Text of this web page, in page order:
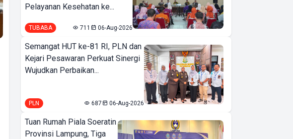
Pelayanan Kesehatan ke...
TUBABA 711 06-Aug-2026
Semangat HUT ke-81 RI, PLN dan
Kejari Pesawaran Perkuat Sinergi
Wujudkan Perbaikan...
PLN 687 06-Aug-2026
Tuan Rumah Piala Soeratin
Provinsi Lampung, Tiga